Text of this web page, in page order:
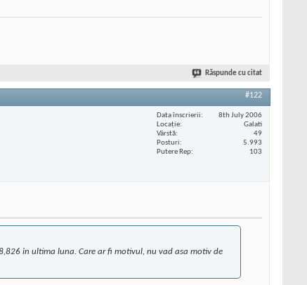
Răspunde cu citat
#122
Data înscrierii
8th July 2006
Locaţie
Galati
Vârstă
49
Posturi
5.993
Putere Rep
103
in ultima luna. Care ar fi motivul, nu vad asa motiv de